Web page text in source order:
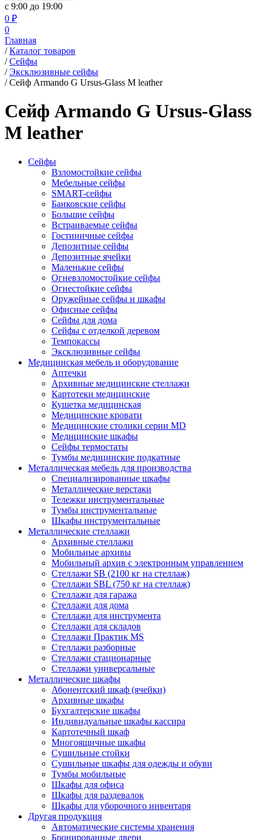
с 9:00 до 19:00
0 ₽
0
Главная
/ Каталог товаров
/ Сейфы
/ Эксклюзивные сейфы
/ Сейф Armando G Ursus-Glass M leather
Сейф Armando G Ursus-Glass
M leather
Сейфы
Взломостойкие сейфы
Мебельные сейфы
SMART-сейфы
Банковские сейфы
Большие сейфы
Встраиваемые сейфы
Гостиничные сейфы
Депозитные сейфы
Депозитные ячейки
Маленькие сейфы
Огневзломостойкие сейфы
Огнестойкие сейфы
Оружейные сейфы и шкафы
Офисные сейфы
Сейфы для дома
Сейфы с отделкой деревом
Темпокассы
Эксклюзивные сейфы
Медицинская мебель и оборудование
Аптечки
Архивные медицинские стеллажи
Картотеки медицинские
Кушетка медицинская
Медицинские кровати
Медицинские столики серии MD
Медицинские шкафы
Сейфы термостаты
Тумбы медицинские подкатные
Металлическая мебель для производства
Cпециализированные шкафы
Металлические верстаки
Тележки инструментальные
Тумбы инструментальные
Шкафы инструментальные
Металлические стеллажи
Архивные стеллажи
Мобильные архивы
Мобильный архив с электронным управлением
Стеллажи SB (2100 кг на стеллаж)
Стеллажи SBL (750 кг на стеллаж)
Стеллажи для гаража
Стеллажи для дома
Стеллажи для инструмента
Стеллажи для складов
Стеллажи Практик MS
Стеллажи разборные
Стеллажи стационарные
Стеллажи универсальные
Металлические шкафы
Абонентский шкаф (ячейки)
Архивные шкафы
Бухгалтерские шкафы
Индивидуальные шкафы кассира
Картотечный шкаф
Многоящичные шкафы
Сушильные стойки
Сушильные шкафы для одежды и обуви
Тумбы мобильные
Шкафы для офиса
Шкафы для раздевалок
Шкафы для уборочного инвентаря
Другая продукция
Автоматические системы хранения
Бронированные двери